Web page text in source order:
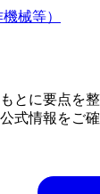
械等）
とに要点を
式情報をご確